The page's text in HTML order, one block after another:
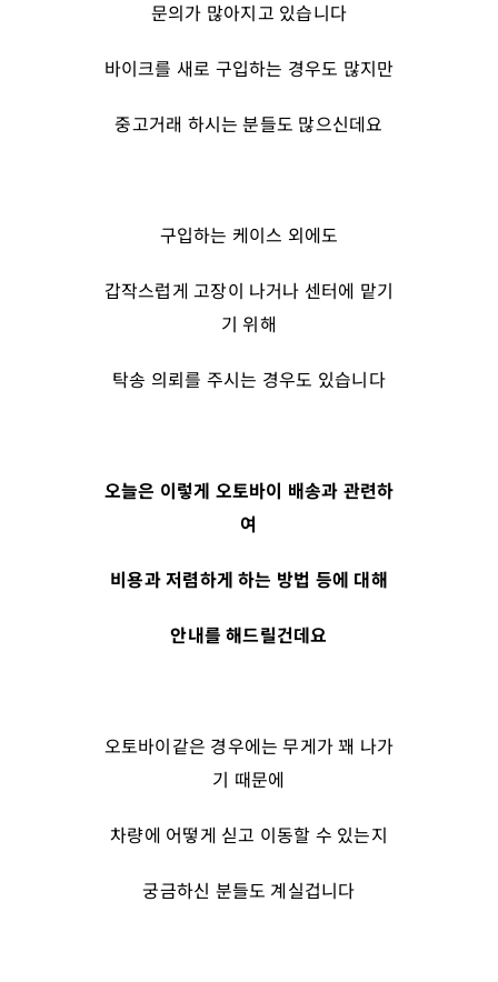
문의가 많아지고 있습니다
바이크를 새로 구입하는 경우도 많지만
중고거래 하시는 분들도 많으신데요
구입하는 케이스 외에도
갑작스럽게 고장이 나거나 센터에 맡기
기 위해
탁송 의뢰를 주시는 경우도 있습니다
오늘은 이렇게 오토바이 배송과 관련하
여
비용과 저렴하게 하는 방법 등에 대해
안내를 해드릴건데요
오토바이같은 경우에는 무게가 꽤 나가
기 때문에
차량에 어떻게 싣고 이동할 수 있는지
궁금하신 분들도 계실겁니다